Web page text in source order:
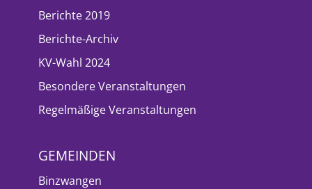
Berichte 2019
Berichte-Archiv
KV-Wahl 2024
Besondere Veranstaltungen
Regelmäßige Veranstaltungen
GEMEINDEN
Binzwangen